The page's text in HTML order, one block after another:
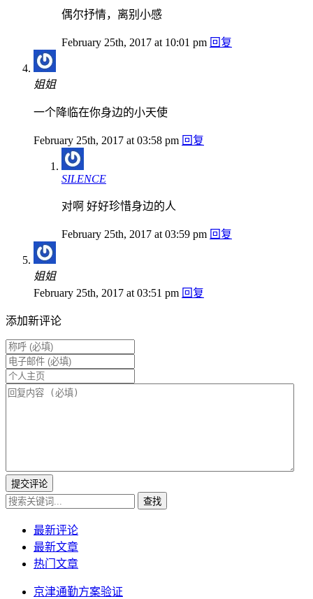
偶尔抒情，离别小感
February 25th, 2017 at 10:01 pm 回复
姐姐
一个降临在你身边的小天使
February 25th, 2017 at 03:58 pm 回复
SILENCE
对啊 好好珍惜身边的人
February 25th, 2017 at 03:59 pm 回复
姐姐
February 25th, 2017 at 03:51 pm 回复
添加新评论
提交评论
查找
最新评论
最新文章
热门文章
京津通勤方案验证